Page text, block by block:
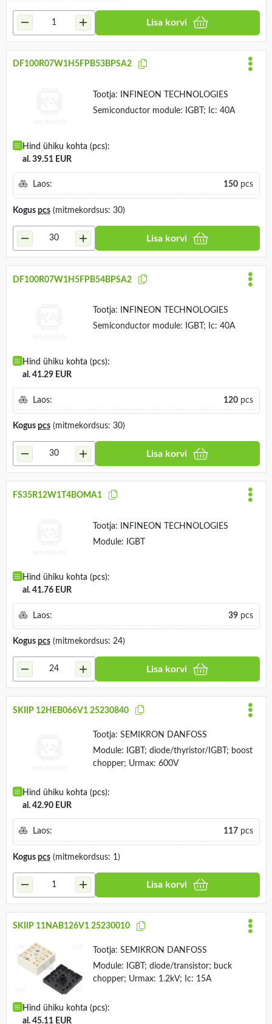
Lisa korvi
DF100R07W1H5FPB53BPSA2
Tootja:
INFINEON TECHNOLOGIES
Semiconductor module: IGBT; Ic: 40A
Hind ühiku kohta (pcs):
al. 39.51 EUR
Laos: 150pcs
Kogus pcs(mitmekordsus: 30)
Lisa korvi
DF100R07W1H5FPB54BPSA2
Tootja:
INFINEON TECHNOLOGIES
Semiconductor module: IGBT; Ic: 40A
Hind ühiku kohta (pcs):
al. 41.29 EUR
Laos: 120pcs
Kogus pcs(mitmekordsus: 30)
Lisa korvi
FS35R12W1T4BOMA1
Tootja:
INFINEON TECHNOLOGIES
Module: IGBT
Hind ühiku kohta (pcs):
al. 41.76 EUR
Laos: 39pcs
Kogus pcs(mitmekordsus: 24)
Lisa korvi
SKIIP 12HEB066V1 25230840
Tootja: SEMIKRON DANFOSS
Module: IGBT; diode/thyristor/IGBT; boost
chopper; Urmax: 600V
Hind ühiku kohta (pcs):
al. 42.90 EUR
Laos: 117pcs
Kogus pcs(mitmekordsus: 1)
Lisa korvi
SKIIP 11NAB126V1 25230010
Tootja: SEMIKRON DANFOSS
Module: IGBT; diode/transistor; buck
chopper; Urmax: 1.2kV; Ic: 15A
Hind ühiku kohta (pcs):
al. 45.11 EUR